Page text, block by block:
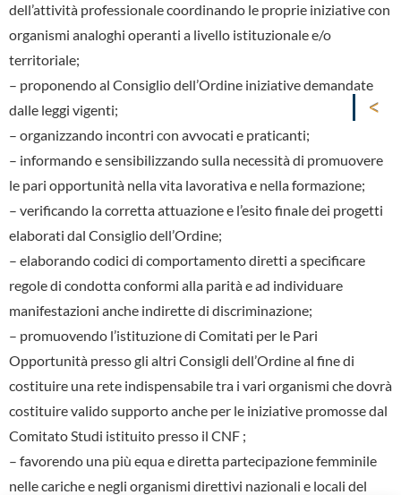
dell’attività professionale coordinando le proprie iniziative con
organismi analoghi operanti a livello istituzionale e/o
territoriale;
– proponendo al Consiglio dell’Ordine iniziative demandate
dalle leggi vigenti;
– organizzando incontri con avvocati e praticanti;
– informando e sensibilizzando sulla necessità di promuovere
le pari opportunità nella vita lavorativa e nella formazione;
– verificando la corretta attuazione e l’esito finale dei progetti
elaborati dal Consiglio dell’Ordine;
– elaborando codici di comportamento diretti a specificare
regole di condotta conformi alla parità e ad individuare
manifestazioni anche indirette di discriminazione;
– promuovendo l’istituzione di Comitati per le Pari
Opportunità presso gli altri Consigli dell’Ordine al fine di
costituire una rete indispensabile tra i vari organismi che dovrà
costituire valido supporto anche per le iniziative promosse dal
Comitato Studi istituito presso il CNF ;
– favorendo una più equa e diretta partecipazione femminile
nelle cariche e negli organismi direttivi nazionali e locali del